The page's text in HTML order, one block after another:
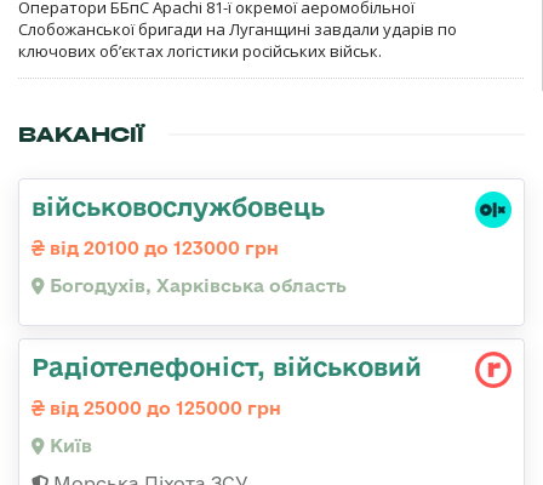
Оператори ББпС Apachi 81-ї окремої аеромобільної
Слобожанської бригади на Луганщині завдали ударів по
ключових об’єктах логістики російських військ.
ВАКАНСІЇ
військовослужбовець
від 20100 до 123000 грн
Богодухів, Харківська область
Радіотелефоніст, військовий
від 25000 до 125000 грн
Київ